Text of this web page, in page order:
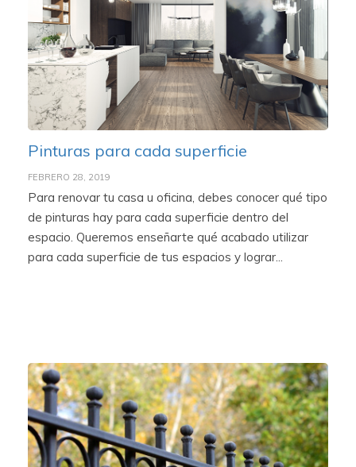
Pinturas para cada superficie
FEBRERO 28, 2019
Para renovar tu casa u oficina, debes conocer qué tipo
de pinturas hay para cada superficie dentro del
espacio. Queremos enseñarte qué acabado utilizar
para cada superficie de tus espacios y lograr...